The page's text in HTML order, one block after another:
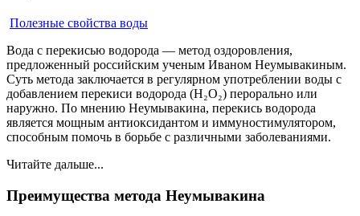
Полезные свойства воды
Вода с перекисью водорода — метод оздоровления,
предложенный российским ученым Иваном Неумывакиным.
Суть метода заключается в регулярном употреблении воды с
добавлением перекиси водорода (H₂O₂) перорально или
наружно. По мнению Неумывакина, перекись водорода
является мощным антиоксидантом и иммуностимулятором,
способным помочь в борьбе с различными заболеваниями.
Читайте дальше...
Преимущества метода Неумывакина